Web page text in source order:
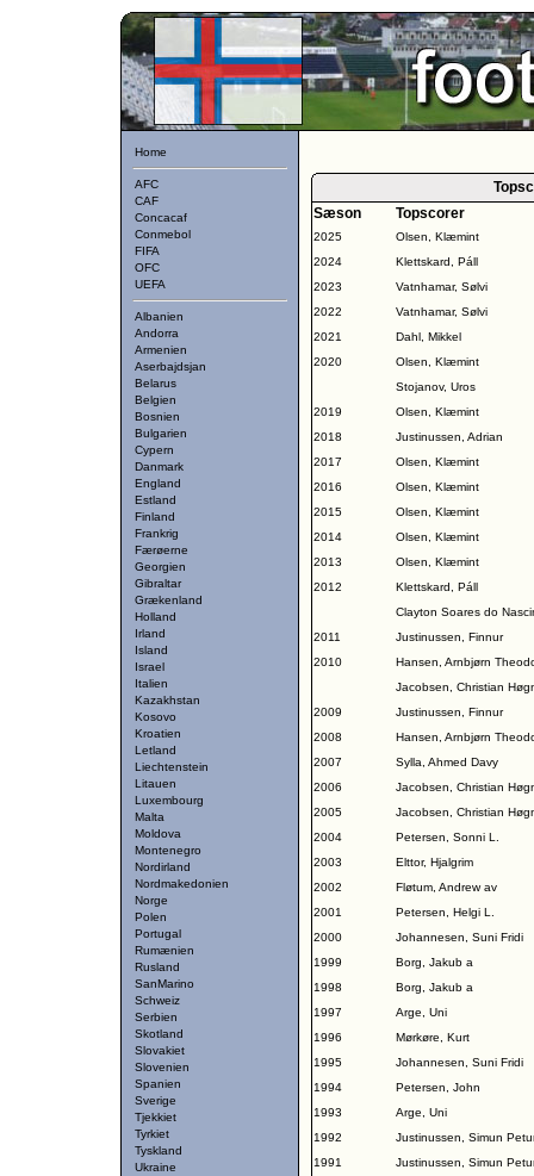
Home
AFC
CAF
Concacaf
Conmebol
FIFA
OFC
UEFA
Albanien
Andorra
Armenien
Aserbajdsjan
Belarus
Belgien
Bosnien
Bulgarien
Cypern
Danmark
England
Estland
Finland
Frankrig
Færøerne
Georgien
Gibraltar
Grækenland
Holland
Irland
Island
Israel
Italien
Kazakhstan
Kosovo
Kroatien
Letland
Liechtenstein
Litauen
Luxembourg
Malta
Moldova
Montenegro
Nordirland
Nordmakedonien
Norge
Polen
Portugal
Rumænien
Rusland
SanMarino
Schweiz
Serbien
Skotland
Slovakiet
Slovenien
Spanien
Sverige
Tjekkiet
Tyrkiet
Tyskland
Ukraine
Sæson
Topscorer
2025
Olsen, Klæmint
2024
Klettskard, Páll
2023
Vatnhamar, Sølvi
2022
Vatnhamar, Sølvi
2021
Dahl, Mikkel
2020
Olsen, Klæmint
Stojanov, Uros
2019
Olsen, Klæmint
2018
Justinussen, Adrian
2017
Olsen, Klæmint
2016
Olsen, Klæmint
2015
Olsen, Klæmint
2014
Olsen, Klæmint
2013
Olsen, Klæmint
2012
Klettskard, Páll
Clayton Soares do
2011
Justinussen, Finnur
2010
Hansen, Arnbjørn
Jacobsen, Christian
2009
Justinussen, Finnur
2008
Hansen, Arnbjørn
2007
Sylla, Ahmed Davy
2006
Jacobsen, Christian
2005
Jacobsen, Christian
2004
Petersen, Sonni L.
2003
Elttor, Hjalgrim
2002
Fløtum, Andrew av
2001
Petersen, Helgi L.
2000
Johannesen, Suni Fridi
1999
Borg, Jakub a
1998
Borg, Jakub a
1997
Arge, Uni
1996
Mørkøre, Kurt
1995
Johannesen, Suni Fridi
1994
Petersen, John
1993
Arge, Uni
1992
Justinussen, Simun
1991
Justinussen, Simun